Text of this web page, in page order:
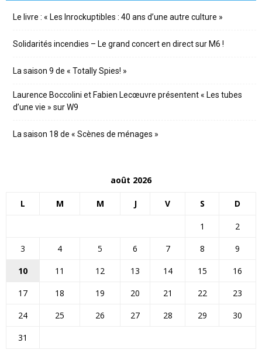
Le livre : « Les Inrockuptibles : 40 ans d’une autre culture »
Solidarités incendies – Le grand concert en direct sur M6 !
La saison 9 de « Totally Spies! »
Laurence Boccolini et Fabien Lecœuvre présentent « Les tubes
d’une vie » sur W9
La saison 18 de « Scènes de ménages »
août 2026
L M M J V S D
1
2
3
4 5 6 7 8
9
10
11 12 13 14 15
16
17
18 19 20 21 22
23
24
25 26 27 28 29
30
31